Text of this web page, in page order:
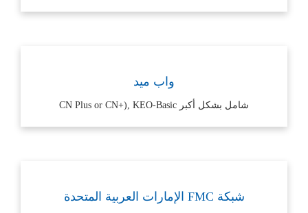
واب ميد
شامل بشكل أكبر CN Plus or CN+), KEO-Basic
شبكة FMC الإمارات العربية المتحدة